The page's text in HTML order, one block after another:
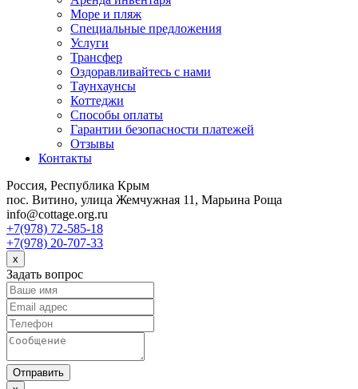
Море и пляж
Специальные предложения
Услуги
Трансфер
Оздоравливайтесь с нами
Таунхаунсы
Коттеджи
Способы оплаты
Гарантии безопасности платежей
Отзывы
Контакты
Россия, Республика Крым
пос. Витино, улица Жемчужная 11, Марьина Роща
info@cottage.org.ru
+7(978) 72-585-18
+7(978) 20-707-33
x
Задать вопрос
Отправить